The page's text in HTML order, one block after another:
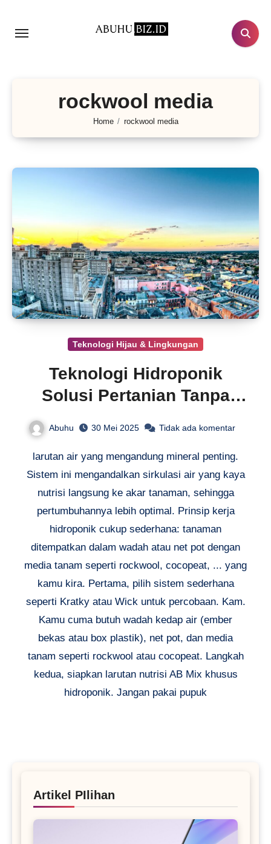
rockwool media
Home rockwool media
Teknologi Hijau & Lingkungan
Teknologi Hidroponik
Solusi Pertanian Tanpa
Abuhu 30 Mei 2025 Tidak ada komentar
larutan air yang mengandung mineral penting.
Sistem ini mengandalkan sirkulasi air yang kaya
nutrisi langsung ke akar tanaman, sehingga
pertumbuhannya lebih optimal. Prinsip kerja
hidroponik cukup sederhana: tanaman
ditempatkan dalam wadah atau net pot dengan
media tanam seperti rockwool, cocopeat, ... yang
kamu kira. Pertama, pilih sistem sederhana
seperti Kratky atau Wick untuk percobaan. Kam.
Kamu cuma butuh wadah kedap air (ember
bekas atau box plastik), net pot, dan media
tanam seperti rockwool atau cocopeat. Langkah
kedua, siapkan larutan nutrisi AB Mix khusus
hidroponik. Jangan pakai pupuk
Artikel PIlihan